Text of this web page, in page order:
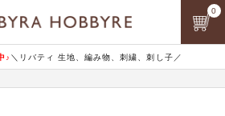
♪ ＼リバティ 生地、編み物、刺繍、刺し子／
0